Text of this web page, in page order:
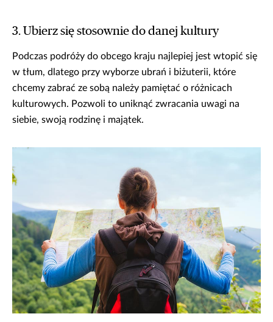
3. Ubierz się stosownie do danej kultury
Podczas podróży do obcego kraju najlepiej jest wtopić się
w tłum, dlatego przy wyborze ubrań i biżuterii, które
chcemy zabrać ze sobą należy pamiętać o różnicach
kulturowych. Pozwoli to uniknąć zwracania uwagi na
siebie, swoją rodzinę i majątek.